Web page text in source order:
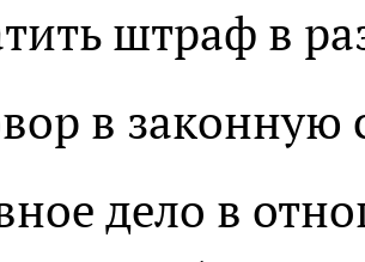
штраф в
в законную
дело в